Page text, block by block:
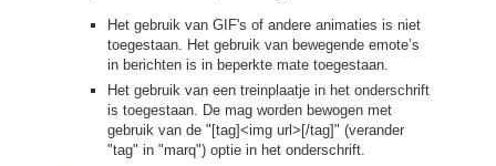
Het gebruik van GIF's of andere animaties is niet
toegestaan. Het gebruik van bewegende emote’s
in berichten is in beperkte mate toegestaan.
Het gebruik van een treinplaatje in het onderschrift
is toegestaan. De mag worden bewogen met
gebruik van de "[tag]<img url>[/tag]" (verander
"tag" in "marq") optie in het onderschrift.